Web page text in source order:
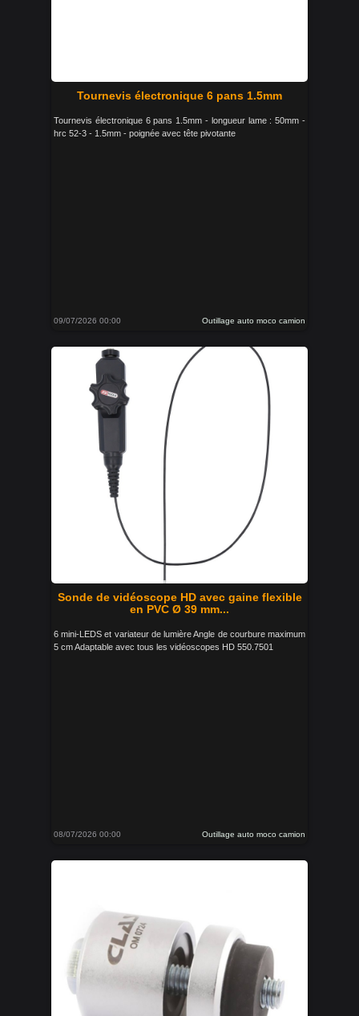
Tournevis électronique 6 pans 1.5mm
Tournevis électronique 6 pans 1.5mm - longueur lame : 50mm -
hrc 52-3 - 1.5mm - poignée avec tête pivotante
09/07/2026 00:00 Outillage auto moco camion
Sonde de vidéoscope HD avec gaine flexible
en PVC Ø 39 mm...
6 mini-LEDS et variateur de lumière Angle de courbure maximum
5 cm Adaptable avec tous les vidéoscopes HD 550.7501
08/07/2026 00:00 Outillage auto moco camion